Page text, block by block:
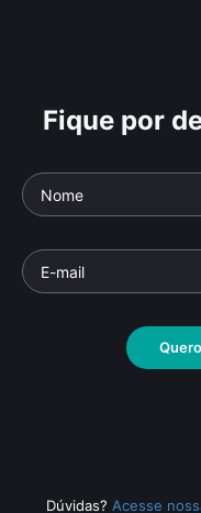
Fique por
Dúvidas? Acesse